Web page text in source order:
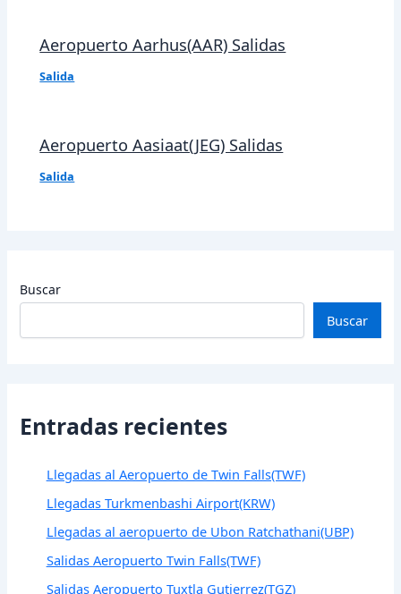
Aeropuerto Aarhus(AAR) Salidas
Salida
Aeropuerto Aasiaat(JEG) Salidas
Salida
Buscar
Buscar
Entradas recientes
Llegadas al Aeropuerto de Twin Falls(TWF)
Llegadas Turkmenbashi Airport(KRW)
Llegadas al aeropuerto de Ubon Ratchathani(UBP)
Salidas Aeropuerto Twin Falls(TWF)
Salidas Aeropuerto Tuxtla Gutierrez(TGZ)